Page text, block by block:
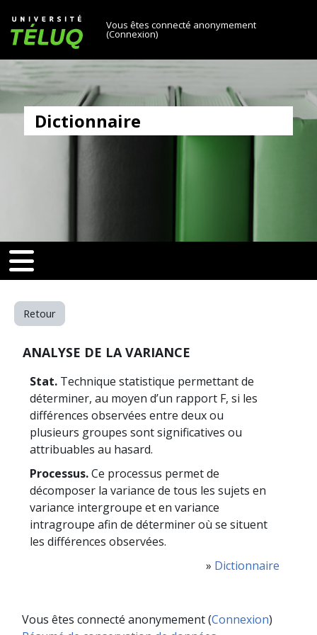
Université TÉLUQ
Vous êtes connecté anonymement
(Connexion)
Dictionnaire
[[nav-toggle]]
toggle]]
Retour
ANALYSE DE LA VARIANCE
Stat. Technique statistique permettant de
déterminer, au moyen d’un rapport F, si les
différences observées entre deux ou
plusieurs groupes sont significatives ou
attribuables au hasard.
Processus.Ce processus permet de
décomposer la variance de tous les sujets en
variance intergroupe et en variance
intragroupe afin de déterminer où se situent
les différences observées.
» Dictionnaire
Vous êtes connecté anonymement (Connexion)